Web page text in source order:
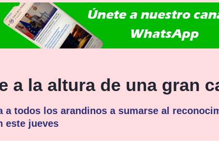
a la altura de una gran
a todos los arandinos a sumarse al
este jueves